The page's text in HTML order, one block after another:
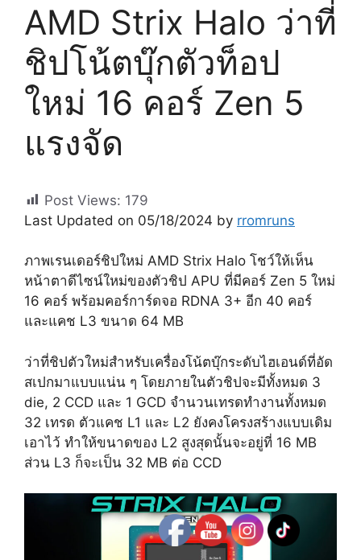
AMD Strix Halo ว่าที่
ชิปโน้ตบุ๊กตัวท็อป
ใหม่ 16 คอร์ Zen 5
แรงจัด
Post Views: 179
Last Updated on 05/18/2024 by rromruns
ภาพเรนเดอร์ชิปใหม่ AMD Strix Halo โชว์ให้เห็น
หน้าตาดีไซน์ใหม่ของตัวชิป APU ที่มีคอร์ Zen 5 ใหม่
16 คอร์ พร้อมคอร์การ์ดจอ RDNA 3+ อีก 40 คอร์
และแคช L3 ขนาด 64 MB
ว่าที่ชิปตัวใหม่สำหรับเครื่องโน้ตบุ๊กระดับไฮเอนด์ที่อัด
สเปกมาแบบแน่น ๆ โดยภายในตัวชิปจะมีทั้งหมด 3
die, 2 CCD และ 1 GCD จำนวนเทรดทำงานทั้งหมด
32 เทรด ตัวแคช L1 และ L2 ยังคงโครงสร้างแบบเดิม
เอาไว้ ทำให้ขนาดของ L2 สูงสุดนั้นจะอยู่ที่ 16 MB
ส่วน L3 ก็จะเป็น 32 MB ต่อ CCD